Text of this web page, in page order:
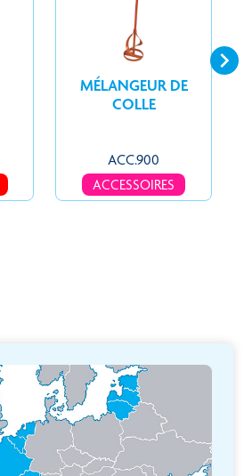
keyboard_arrow_right
MÉLANGEUR DE
COLLE
ACC.900
ACCESSOIRES